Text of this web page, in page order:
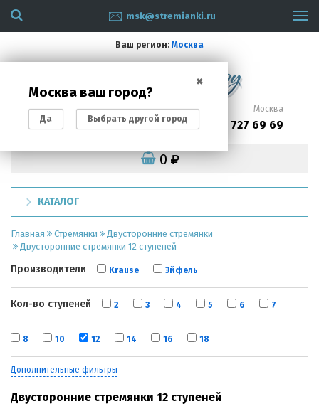
msk@stremianki.ru
Ваш регион: Москва
✖
Москва ваш город?
Да Выбрать другой город
Санкт-Петербург
(812) 200 87 93
Москва
(495) 727 69 69
0
КАТАЛОГ
Главная Стремянки
Двусторонние стремянки
Двусторонние стремянки 12 ступеней
Производители Krause Эйфель
Кол-во ступеней 2 3 4 5 6 7
8 10 12 14 16 18
Дополнительные фильтры
Двусторонние стремянки 12 ступеней